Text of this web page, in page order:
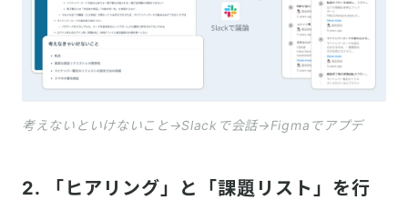
考えないといけないこと→Slackで会話→Figmaでアプデ
2. 「ヒアリング」と「課題リスト」を行